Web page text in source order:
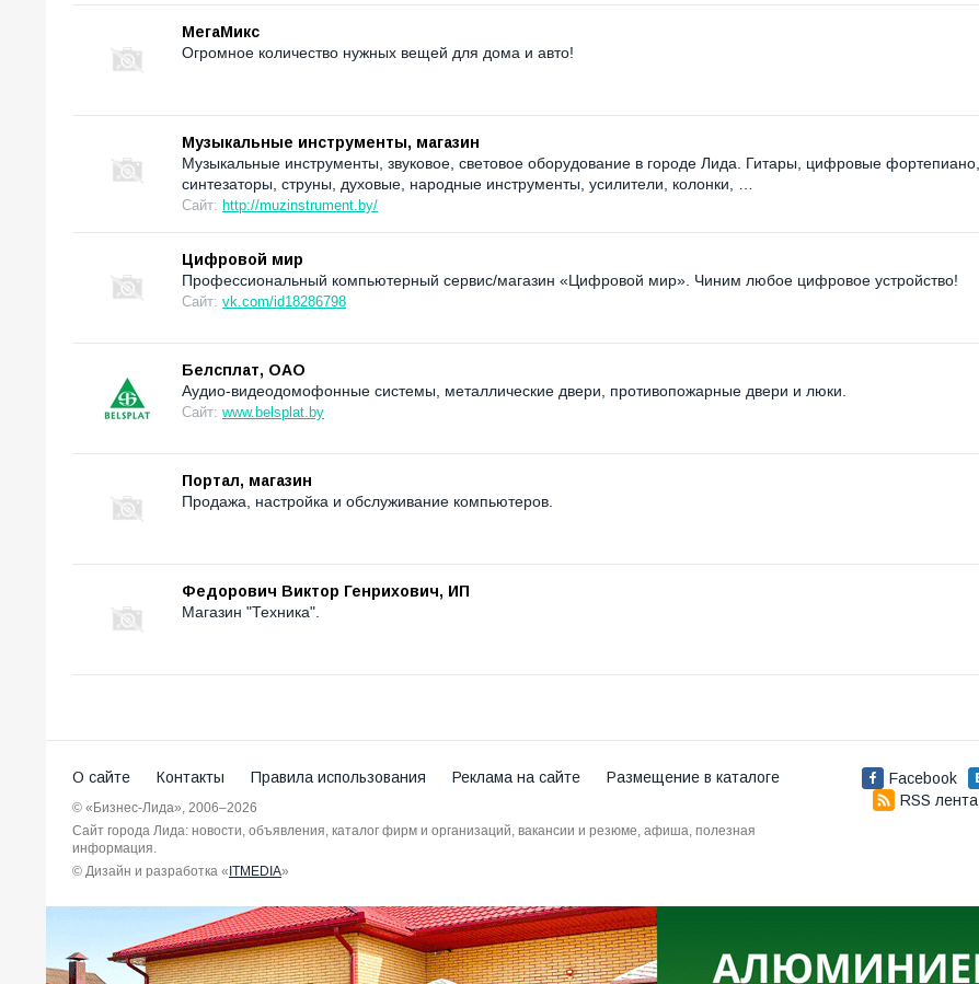
МегаМикс
Огромное количество нужных вещей для дома и авто!
Музыкальные инструменты, магазин
Музыкальные инструменты, звуковое, световое оборудование в городе Лида. Гитары, цифровые фортепиано,
синтезаторы, струны, духовые, народные инструменты, усилители, колонки, …
Сайт: http://muzinstrument.by/
Цифровой мир
Профессиональный компьютерный сервис/магазин «Цифровой мир». Чиним любое цифровое устройство!
Сайт: vk.com/id18286798
Белсплат, ОАО
Аудио-видеодомофонные системы, металлические двери, противопожарные двери и люки.
Сайт: www.belsplat.by
Портал, магазин
Продажа, настройка и обслуживание компьютеров.
Федорович Виктор Генрихович, ИП
Магазин "Техника".
О сайте Контакты Правила использования Реклама на сайте Размещение в каталоге
© «Бизнес-Лида», 2006–2026
Сайт города Лида: новости, объявления, каталог фирм и организаций, вакансии и резюме, афиша, полезная
информация.
© Дизайн и разработка « ITMEDIA»
Facebook
RSS лента